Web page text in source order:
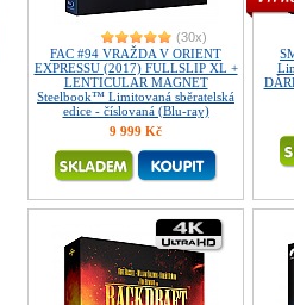
(30x)
FAC #94 VRAŽDA V ORIENT
EXPRESSU (2017) FULLSLIP XL +
LENTICULAR MAGNET
Steelbook™ Limitovaná sběratelská
edice - číslovaná (Blu-ray)
9 999 Kč